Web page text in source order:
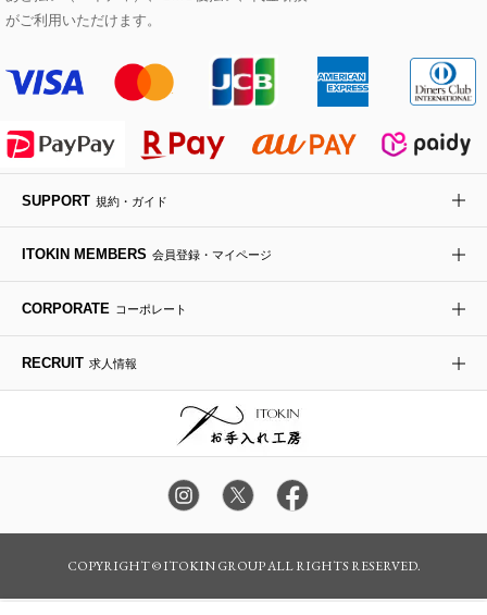
Maison de CINQ
MK MICHEL KLEIN BAG
HIROKO KOSHINO
ライダースジャケット
デニムジャケット
ダウンジャケット・コート
ハンカチ・バンダナ
手袋
チャーム・ストラップ
その他のグッズ・小物
バックパック・リュック
ボディバッグ・メッセンジャーバッグ
トラベルバッグ
フラットシューズ
ローファー
ドレスシューズ
カサブランカ・カラー
ラナンキュラス
ポプリアレンジ＆フレグランス
がご利用いただけます。
SUPPORT 規約・ガイド
ITOKIN MEMBERS 会員登録・マイページ
CORPORATE コーポレート
RECRUIT 求人情報
COPYRIGHT © ITOKIN GROUP ALL RIGHTS RESERVED.